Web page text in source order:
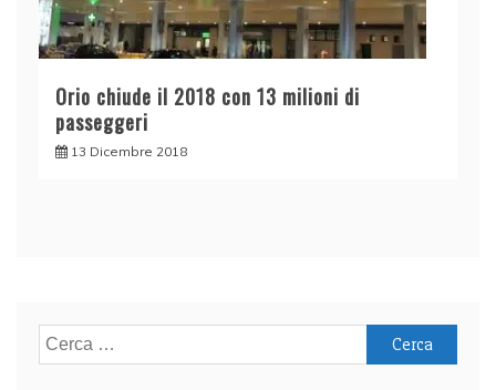
Orio chiude il 2018 con 13 milioni di
passeggeri
13 Dicembre 2018
Ricerca
per: